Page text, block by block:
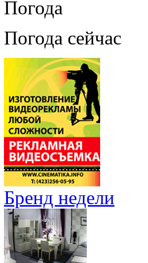
Погода
Погода сейчас
Бренд недели